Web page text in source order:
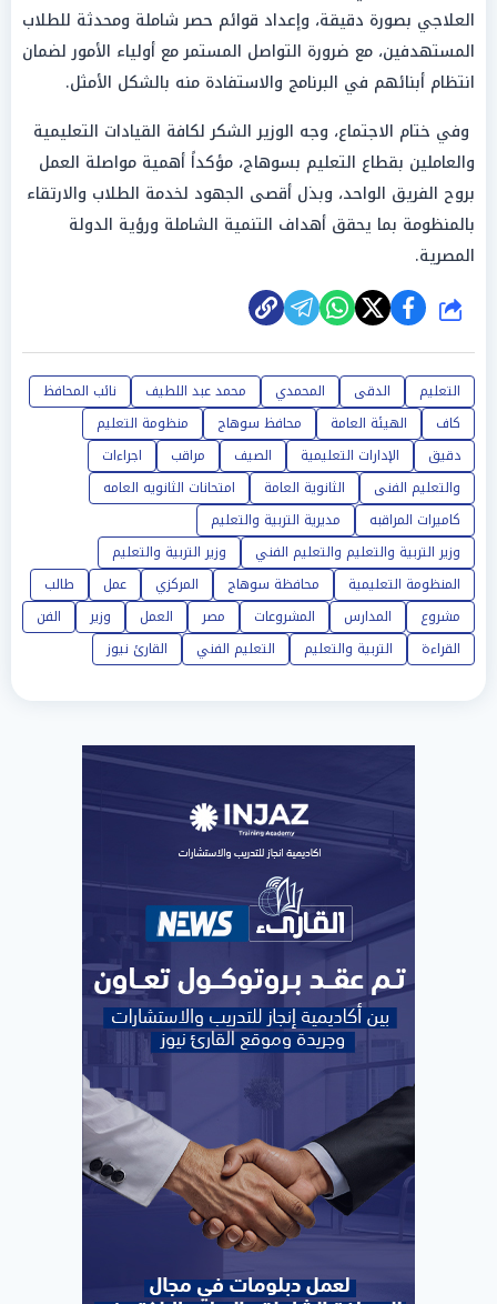
العلاجي بصورة دقيقة، وإعداد قوائم حصر شاملة ومحدثة للطلاب
المستهدفين، مع ضرورة التواصل المستمر مع أولياء الأمور لضمان
انتظام أبنائهم في البرنامج والاستفادة منه بالشكل الأمثل.
وفي ختام الاجتماع، وجه الوزير الشكر لكافة القيادات التعليمية
والعاملين بقطاع التعليم بسوهاج، مؤكداً أهمية مواصلة العمل
بروح الفريق الواحد، وبذل أقصى الجهود لخدمة الطلاب والارتقاء
بالمنظومة بما يحقق أهداف التنمية الشاملة ورؤية الدولة
المصرية.
شارك
التعليم الدقى المحمدي محمد عبد اللطيف
نائب المحافظ
كاف
الهيئة العامة محافظ سوهاج
منظومة التعليم
دقيق
الإدارات التعليمية الصيف مراقب
اجراءات
والتعليم الفنى
الثانوية العامة
امتحانات الثانويه العامه
كاميرات المراقبه
مديرية التربية والتعليم
وزير التربية والتعليم والتعليم الفني
وزير التربية والتعليم
المنظومة التعليمية
محافظة سوهاج المركزي عمل
طالب
مشروع
المدارس المشروعات مصر العمل وزير
الفن
القراءة
التربية والتعليم التعليم الفني القارئ نيوز